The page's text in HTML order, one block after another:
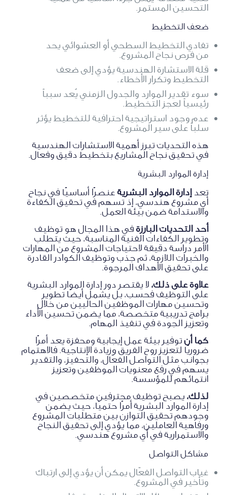
التحسين المستمر.
ضعف التخطيط
تفادي التخطيط السطحي أو العشوائي يحد
من فرص نجاح المشروع.
قلة الاستشارة الهندسية يؤدي إلى ضعف
التخطيط وتكرار الأخطاء.
سوء تقدير الموارد والجدول الزمني يُعد سبباً
رئيسياً لعجز التخطيط.
عدم وجود استراتيجية احترافية للتخطيط يؤثر
سلباً على سير المشروع.
هذه التحديات تبرز أهمية الاستشارات الهندسية
في تحقيق نجاح المشاريع بتخطيط دقيق وفعال.
إدارة الموارد البشرية
تعدإدارة الموارد البشريةعنصرًا أساسيًا في نجاح
أي مشروع هندسي، إذ تسهم في تحقيق الكفاءة
والاستدامة ضمن بيئة العمل.
أحد التحديات البارزةفي هذا المجال هو توظيف
وتطوير الكفاءات الفنية المناسبة، حيث يتطلب
الأمر دراسة دقيقة لاحتياجات المشروع من المهارات
والخبرات اللازمة، ثم جذب وتوظيف الكوادر القادرة
على تحقيق الأهداف المرجوة.
علاوة على ذلك، لا يقتصر دور إدارة الموارد البشرية
على التوظيف فحسب، بل يشمل أيضًا تطوير
وتحسين مهارات الموظفين الحاليين من خلال
برامج تدريبية متخصصة، مما يضمن تحسين الأداء
وتعزيز الجودة في تنفيذ المهام.
كما أنتوفير بيئة عمل إيجابية ومحفزة يعد أمرًا
ضروريًا لتعزيز روح الفريق وزيادة الإنتاجية. فالاهتمام
بجوانب مثل التواصل الفعّال، والتحفيز، والتقدير
يسهم في رفع معنويات الموظفين وتعزيز
انتمائهم للمؤسسة.
لذلك، يصبح توظيف محترفين متخصصين في
إدارة الموارد البشرية أمرًا حتميًا، حيث يضمن
وجودهم تحقيق التوازن بين متطلبات المشروع
ورفاهية العاملين، مما يؤدي إلى تحقيق النجاح
والاستمرارية في أي مشروع هندسي.
مشاكل التواصل
غياب التواصل الفعّال يمكن أن يؤدي إلى ارتباك
وتأخير في المشروع.